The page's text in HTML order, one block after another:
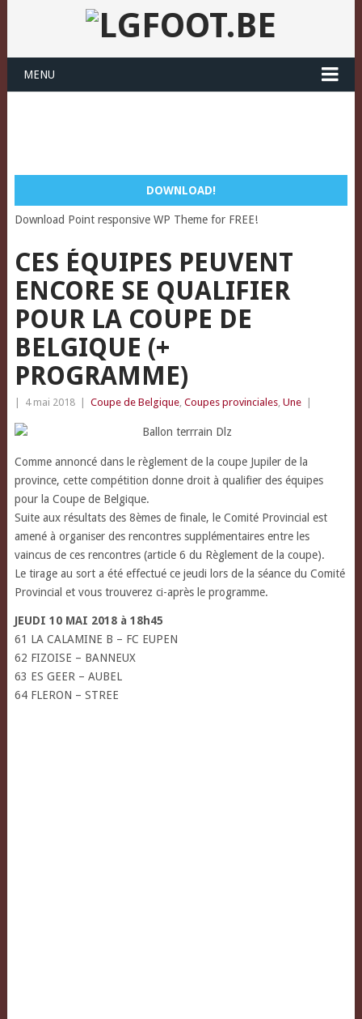
MENU
DOWNLOAD!
Download Point responsive WP Theme for FREE!
CES ÉQUIPES PEUVENT
ENCORE SE QUALIFIER
POUR LA COUPE DE
BELGIQUE (+
PROGRAMME)
4 mai 2018 Coupe de Belgique, Coupes provinciales, Une
Comme annoncé dans le règlement de la coupe Jupiler de la
province, cette compétition donne droit à qualifier des équipes
pour la Coupe de Belgique.
Suite aux résultats des 8èmes de finale, le Comité Provincial est
amené à organiser des rencontres supplémentaires entre les
vaincus de ces rencontres (article 6 du Règlement de la coupe).
Le tirage au sort a été effectué ce jeudi lors de la séance du Comité
Provincial et vous trouverez ci-après le programme.
JEUDI 10 MAI 2018 à 18h45
61 LA CALAMINE B – FC EUPEN
62 FIZOISE – BANNEUX
63 ES GEER – AUBEL
64 FLERON – STREE